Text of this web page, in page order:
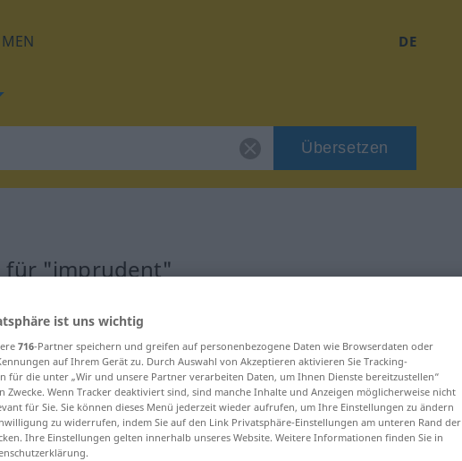
DE
Übersetzen
für "imprudent"
ist uns wichtig
716-Partner speichern und greifen auf personenbezogene Daten wie Browserdaten oder
auf Ihrem Gerät zu. Durch Auswahl von Akzeptieren aktivieren Sie Tracking-
für die unter „Wir und unsere Partner verarbeiten Daten, um Ihnen Dienste bereitzustellen“
Zwecke. Wenn Tracker deaktiviert sind, sind manche Inhalte und Anzeigen möglicherweise nicht
für Sie. Sie können dieses Menü jederzeit wieder aufrufen, um Ihre Einstellungen zu ändern
zu widerrufen, indem Sie auf den Link Privatsphäre-Einstellungen am unteren Rand der
Ihre Einstellungen gelten innerhalb unseres Website. Weitere Informationen finden Sie in